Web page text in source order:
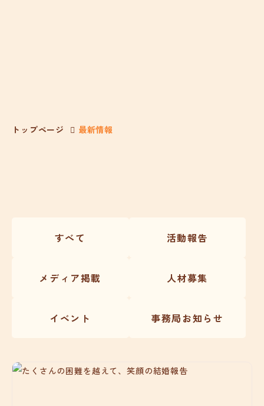
トップページ 最新情報
すべて 活動報告
メディア掲載 人材募集
イベント 事務局お知らせ